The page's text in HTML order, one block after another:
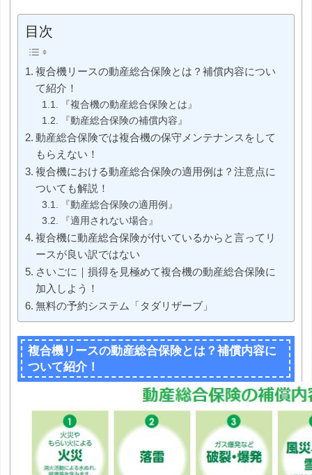
目次
複合機リースの動産総合保険とは？補償内容につい
て紹介！
『複合機の動産総合保険とは』
『動産総合保険の補償内容』
動産総合保険では複合機の保守メンテナンスをして
もらえない！
複合機における動産総合保険の適用例は？注意点に
ついても解説！
『動産総合保険の適用例』
『適用されない場合』
複合機に動産総合保険が付いているからと言ってリ
ースが良い訳ではない
さいごに｜損得を見極めて複合機の動産総合保険に
加入しよう！
無料の予約システム「タダリザーブ」
複合機リースの動産総合保険とは？補償内容に
ついて紹介！